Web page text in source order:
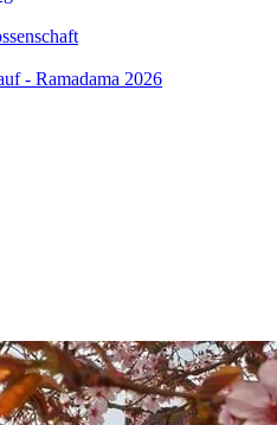
- Ramadama 2026